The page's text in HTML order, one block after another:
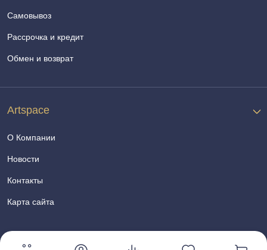
Самовывоз
Рассрочка и кредит
Обмен и возврат
Artspace
О Компании
Новости
Контакты
Карта сайта